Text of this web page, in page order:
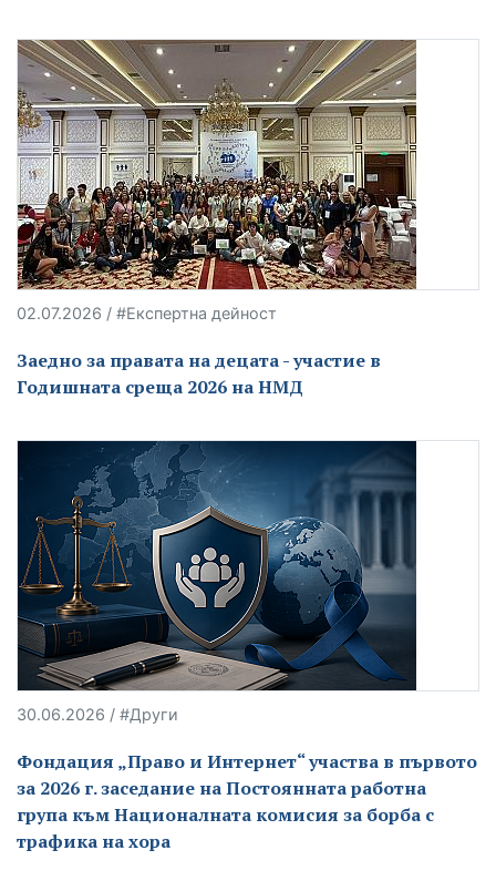
02.07.2026 / #Експертна дейност
Заедно за правата на децата - участие в
Годишната среща 2026 на НМД
30.06.2026 / #Други
Фондация „Право и Интернет“ участва в първото
за 2026 г. заседание на Постоянната работна
група към Националната комисия за борба с
трафика на хора